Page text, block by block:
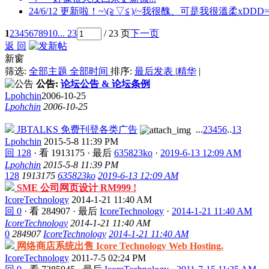
24/6/12 更新啦！~\(≧▽≦)/~我很醜、可是我很溫柔
12345678910... 23 / 23 页下一页
返 回
新窗
筛选: 全部主题 全部时间 排序: 最后发表 |精华 |
公告: 论坛公告 & 论坛条例
Lpohchin2006-10-25
Lpohchin 2006-10-25
JBTALKS 免费刊登各类广告 ...23456..13
Lpohchin 2015-5-8 11:39 PM
回 128 · 看 1913175 · 最后 635823ko · 2019-6-13 12:09 AM
Lpohchin 2015-5-8 11:39 PM
128 1913175 635823ko 2019-6-13 12:09 AM
SME 公司网页设计 RM999 !
IcoreTechnology 2014-1-21 11:40 AM
回 0 · 看 284907 · 最后 IcoreTechnology · 2014-1-21 11:40 AM
IcoreTechnology 2014-1-21 11:40 AM
0 284907 IcoreTechnology 2014-1-21 11:40 AM
网络商店系统出售 Icore Technology Web Hosting.
IcoreTechnology 2011-7-5 02:24 PM